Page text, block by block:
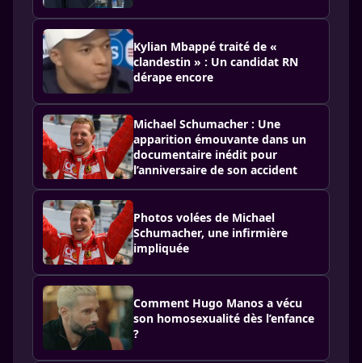
Kylian Mbappé traité de «
clandestin » : Un candidat RN
dérape encore
Michael Schumacher : Une
apparition émouvante dans un
documentaire inédit pour
l’anniversaire de son accident
Photos volées de Michael
Schumacher, une infirmière
impliquée
Comment Hugo Manos a vécu
son homosexualité dès l’enfance
?